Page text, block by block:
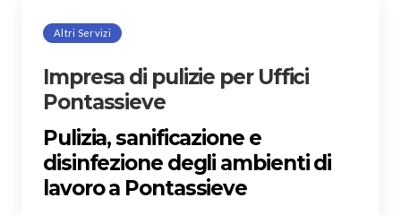
Altri Servizi
Impresa di pulizie per Uffici
Pontassieve
Pulizia, sanificazione e
disinfezione degli ambienti di
lavoro a Pontassieve